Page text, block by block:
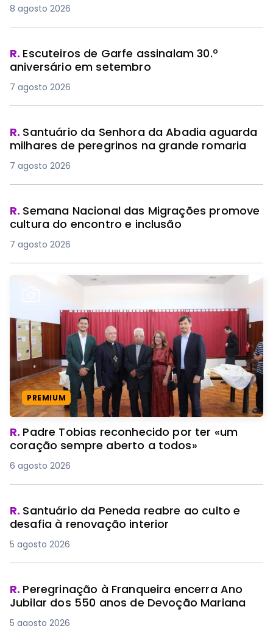
8 agosto 2026
R. Escuteiros de Garfe assinalam 30.º
aniversário em setembro
7 agosto 2026
R. Santuário da Senhora da Abadia aguarda
milhares de peregrinos na grande romaria
7 agosto 2026
R. Semana Nacional das Migrações promove
cultura do encontro e inclusão
7 agosto 2026
PREMIUM
R. Padre Tobias reconhecido por ter «um
coração sempre aberto a todos»
6 agosto 2026
R. Santuário da Peneda reabre ao culto e
desafia à renovação interior
5 agosto 2026
R. Peregrinação à Franqueira encerra Ano
Jubilar dos 550 anos de Devoção Mariana
5 agosto 2026